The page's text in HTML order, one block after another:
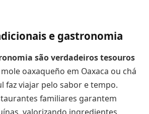
e gastronomia
são verdadeiros tesouros
oaxaqueño em Oaxaca ou chá
faz viajar pelo sabor e tempo.
familiares garantem